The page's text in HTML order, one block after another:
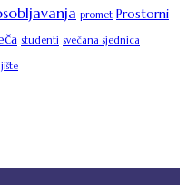
promet Prostorni
studenti svečana sjednica